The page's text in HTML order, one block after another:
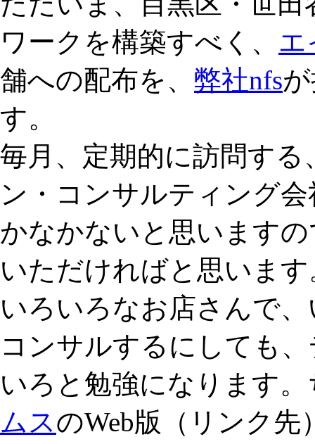
ワークを構築すべく、 エ
舗への配布を、 弊社nfs
す。
毎月、定期的に訪問す
ン・コンサルティング
かなかないと思います
いただければと思います
いろいろなお店さんで
コンサルするにしても
いろと勉強になります
ムスのWeb版（リンク